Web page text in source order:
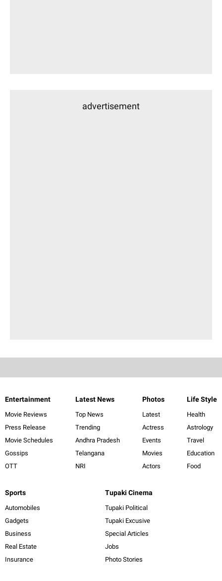
advertisement
Entertainment
Movie Reviews
Press Release
Movie Schedules
Gossips
OTT
Latest News
Top News
Trending
Andhra Pradesh
Telangana
NRI
Photos
Latest
Actress
Events
Movies
Actors
Life Style
Health
Astrology
Travel
Education
Food
Sports
Automobiles
Gadgets
Business
Real Estate
Insurance
Tupaki Cinema
Tupaki Political
Tupaki Excusive
Special Articles
Jobs
Photo Stories